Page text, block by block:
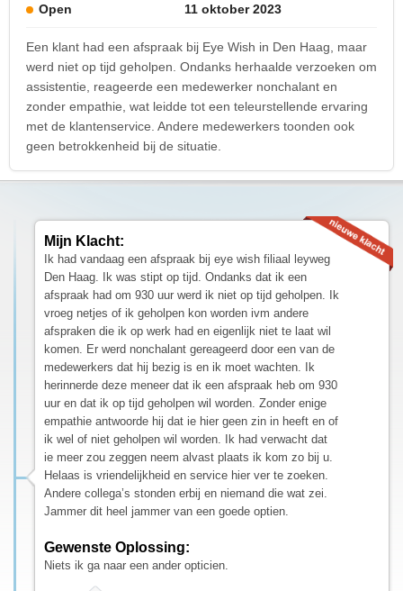
Open 11 oktober 2023
Een klant had een afspraak bij Eye Wish in Den Haag, maar
werd niet op tijd geholpen. Ondanks herhaalde verzoeken om
assistentie, reageerde een medewerker nonchalant en
zonder empathie, wat leidde tot een teleurstellende ervaring
met de klantenservice. Andere medewerkers toonden ook
geen betrokkenheid bij de situatie.
Mijn Klacht:
Ik had vandaag een afspraak bij eye wish filiaal leyweg
Den Haag. Ik was stipt op tijd. Ondanks dat ik een
afspraak had om 930 uur werd ik niet op tijd geholpen. Ik
vroeg netjes of ik geholpen kon worden ivm andere
afspraken die ik op werk had en eigenlijk niet te laat wil
komen. Er werd nonchalant gereageerd door een van de
medewerkers dat hij bezig is en ik moet wachten. Ik
herinnerde deze meneer dat ik een afspraak heb om 930
uur en dat ik op tijd geholpen wil worden. Zonder enige
empathie antwoorde hij dat ie hier geen zin in heeft en of
ik wel of niet geholpen wil worden. Ik had verwacht dat
ie meer zou zeggen neem alvast plaats ik kom zo bij u.
Helaas is vriendelijkheid en service hier ver te zoeken.
Andere collega’s stonden erbij en niemand die wat zei.
Jammer dit heel jammer van een goede optien.
Gewenste Oplossing:
Niets ik ga naar een ander opticien.